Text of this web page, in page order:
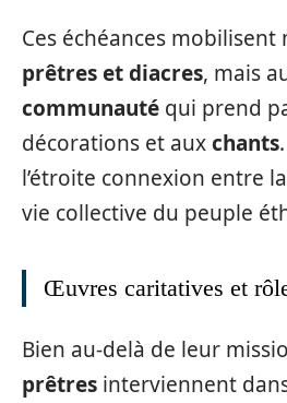
Ces échéances
prêtres et diacres, mais
communauté qui prend
décorations et auxchants
l’étroite connexion entre la
vie collective du peuple
Œuvres caritatives et
Bien au-delà de leur
prêtres interviennent